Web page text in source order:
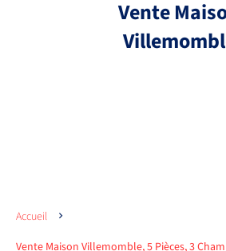
Vente
Accueil
Vente Maison Villemomble, 5 Pièces, 3